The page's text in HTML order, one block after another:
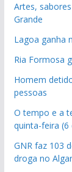
Artes,
Grande
Lagoa ganha
Ria Formosa
Homem
pessoas
O tempo e a
quinta-feira
GNR faz 103
droga no